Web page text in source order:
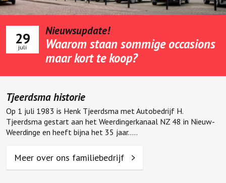
29
juli
Nieuwsupdate!
Waarom staan sommige occasions
maar kort te koop?
Tjeerdsma historie
Op 1 juli 1983 is Henk Tjeerdsma met Autobedrijf H.
Tjeerdsma gestart aan het Weerdingerkanaal NZ 48 in Nieuw-
Weerdinge en heeft bijna het 35 jaar.....
Meer over ons familiebedrijf